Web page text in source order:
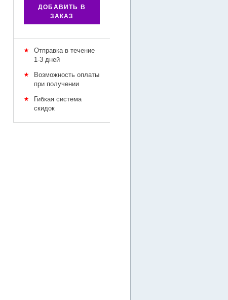
ДОБАВИТЬ В
ЗАКАЗ
Отправка в течение
1-3 дней
Возможность оплаты
при получении
Гибкая система
скидок